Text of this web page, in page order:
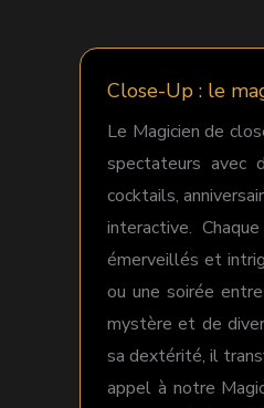
Close-Up : le
Le Magicien de
spectateurs avec
cocktails,
interactive.
émerveillés et
ou une soirée
mystère et de
sa dextérité, il
appel à notre